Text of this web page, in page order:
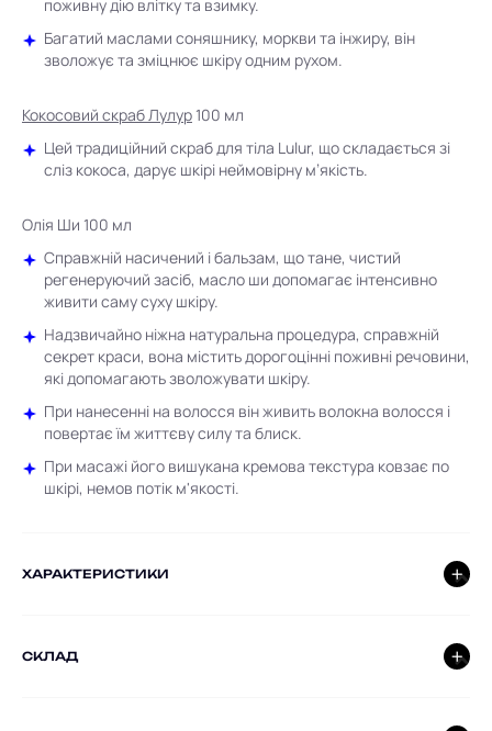
поживну дію влітку та взимку.
Багатий маслами соняшнику, моркви та інжиру, він
зволожує та зміцнює шкіру одним рухом.
Кокосовий скраб Лулур100 мл
Цей традиційний скраб для тіла Lulur, що складається зі
сліз кокоса, дарує шкірі неймовірну м’якість.
Олія Ши 100 мл
Справжній насичений і бальзам, що тане, чистий
регенеруючий засіб, масло ши допомагає інтенсивно
живити саму суху шкіру.
Надзвичайно ніжна натуральна процедура, справжній
секрет краси, вона містить дорогоцінні поживні речовини,
які допомагають зволожувати шкіру.
При нанесенні на волосся він живить волокна волосся і
повертає їм життєву силу та блиск.
При масажі його вишукана кремова текстура ковзає по
шкірі, немов потік м'якості.
ХАРАКТЕРИСТИКИ
СКЛАД